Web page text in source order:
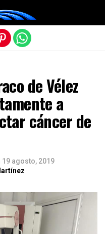
de Vélez
a
cáncer de
19 agosto, 2019
móvil